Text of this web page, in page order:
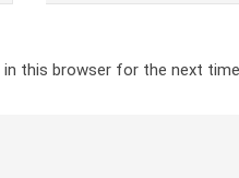
in this browser for the next